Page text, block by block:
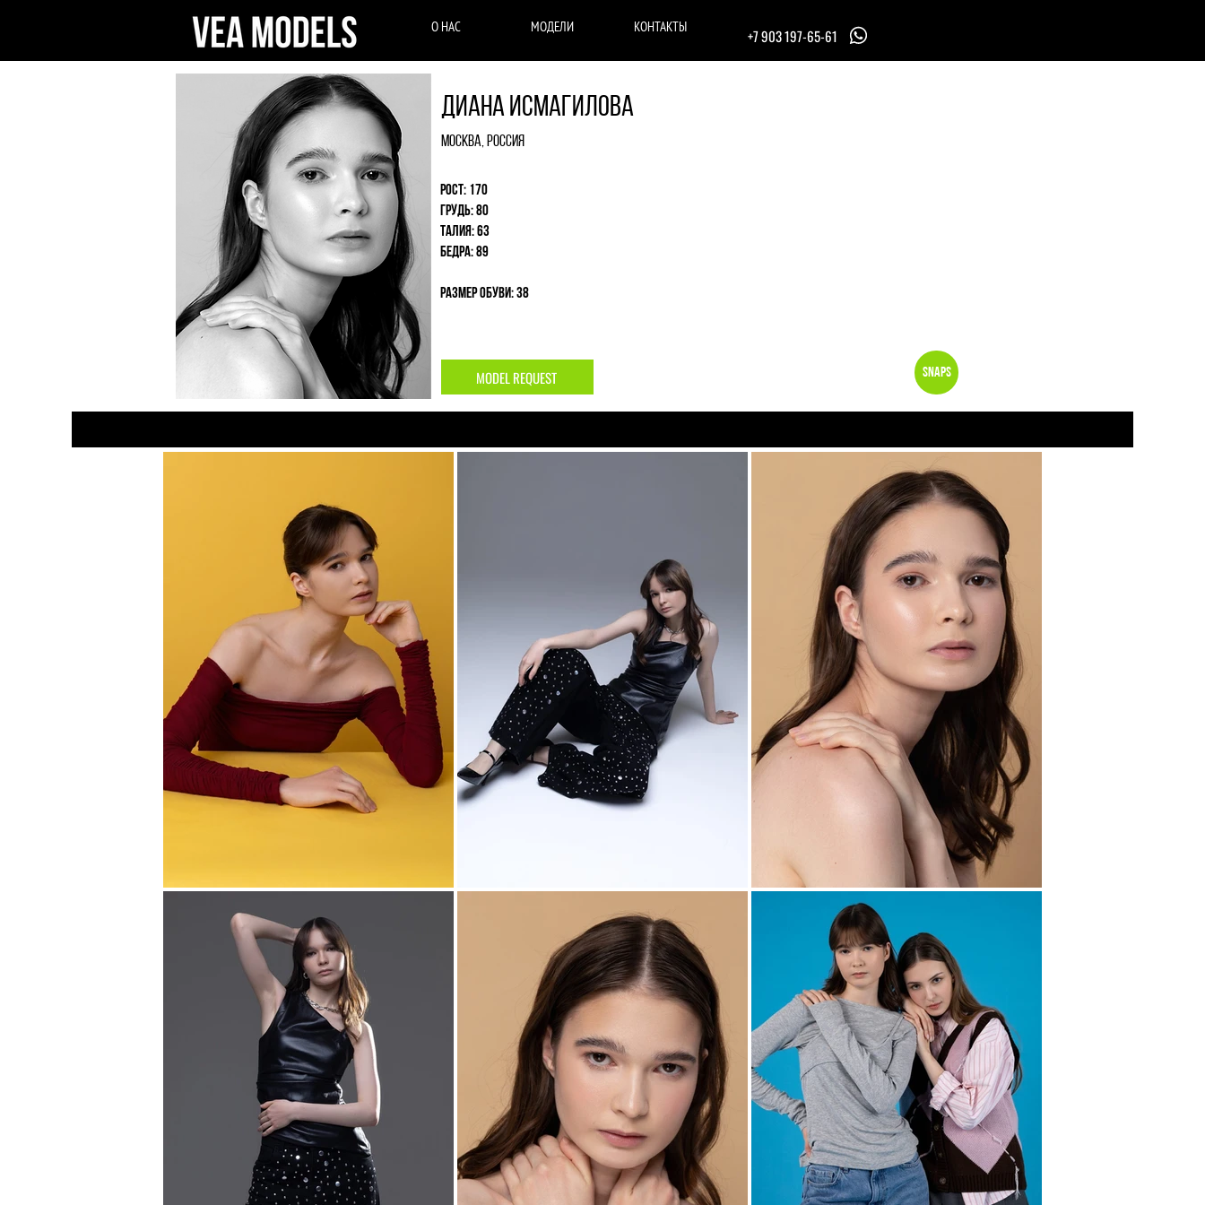
О НАС МОДЕЛИ КОНТАКТЫ +7 903 197-65-61
Диана Исмагилова
Москва, Россия
Рост: 170
Грудь: 80
Талия: 63
Бедра: 89
Размер обуви: 38
MODEL REQUEST Snaps